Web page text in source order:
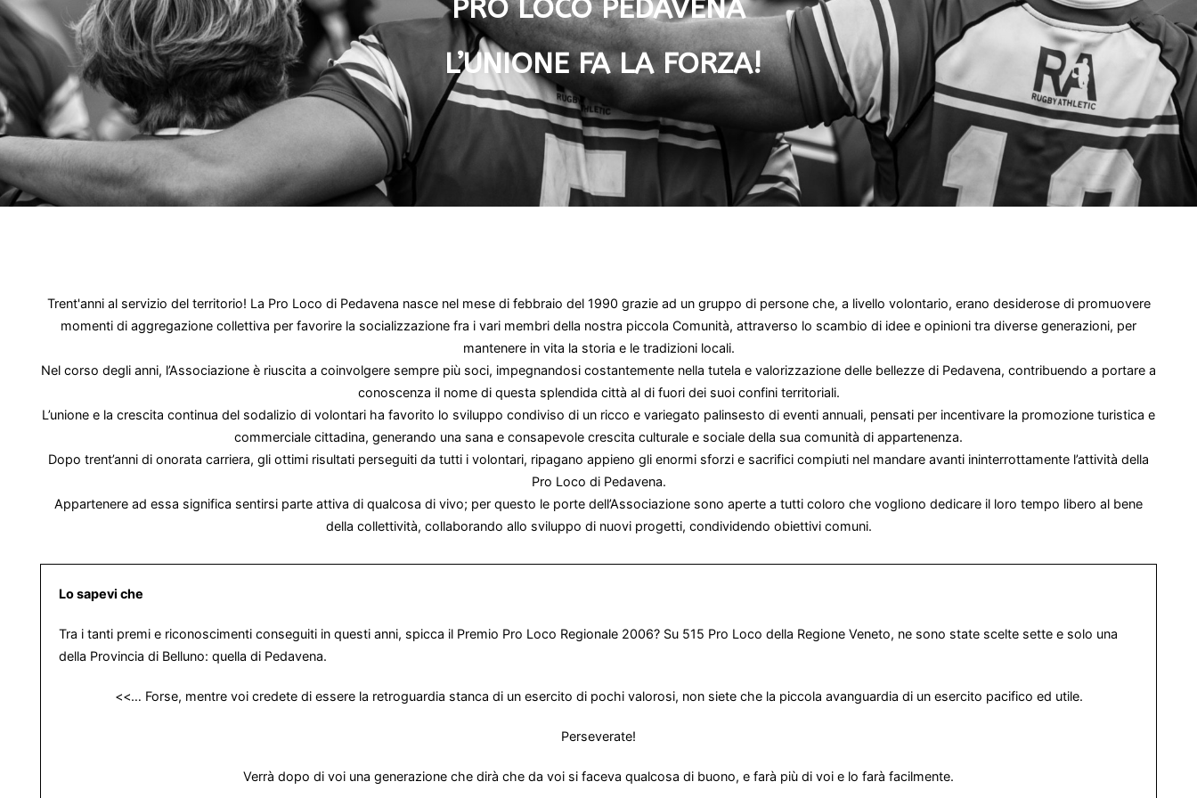
PRO LOCO PEDAVENA
L’UNIONE FA LA FORZA!
Trent'anni al servizio del territorio! La Pro Loco di Pedavena nasce nel mese di febbraio del 1990 grazie ad un gruppo di persone che, a livello volontario, erano desiderose di promuovere
momenti di aggregazione collettiva per favorire la socializzazione fra i vari membri della nostra piccola Comunità, attraverso lo scambio di idee e opinioni tra diverse generazioni, per
mantenere in vita la storia e le tradizioni locali.
Nel corso degli anni, l’Associazione è riuscita a coinvolgere sempre più soci, impegnandosi costantemente nella tutela e valorizzazione delle bellezze di Pedavena, contribuendo a portare a
conoscenza il nome di questa splendida città al di fuori dei suoi confini territoriali.
L’unione e la crescita continua del sodalizio di volontari ha favorito lo sviluppo condiviso di un ricco e variegato palinsesto di eventi annuali, pensati per incentivare la promozione turistica e
commerciale cittadina, generando una sana e consapevole crescita culturale e sociale della sua comunità di appartenenza.
Dopo trent’anni di onorata carriera, gli ottimi risultati perseguiti da tutti i volontari, ripagano appieno gli enormi sforzi e sacrifici compiuti nel mandare avanti ininterrottamente l’attività della
Pro Loco di Pedavena.
Appartenere ad essa significa sentirsi parte attiva di qualcosa di vivo; per questo le porte dell’Associazione sono aperte a tutti coloro che vogliono dedicare il loro tempo libero al bene
della collettività, collaborando allo sviluppo di nuovi progetti, condividendo obiettivi comuni.
Lo sapevi che
Tra i tanti premi e riconoscimenti conseguiti in questi anni, spicca il Premio Pro Loco Regionale 2006? Su 515 Pro Loco della Regione Veneto, ne sono state scelte sette e solo una
della Provincia di Belluno: quella di Pedavena.
<<… Forse, mentre voi credete di essere la retroguardia stanca di un esercito di pochi valorosi, non siete che la piccola avanguardia di un esercito pacifico ed utile.
Perseverate!
Verrà dopo di voi una generazione che dirà che da voi si faceva qualcosa di buono, e farà più di voi e lo farà facilmente.